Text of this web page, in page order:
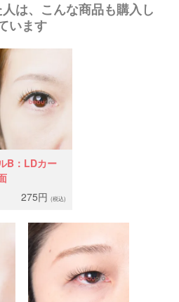
は、こんな商品も購入し
います
B：LDカー
275円(税込)